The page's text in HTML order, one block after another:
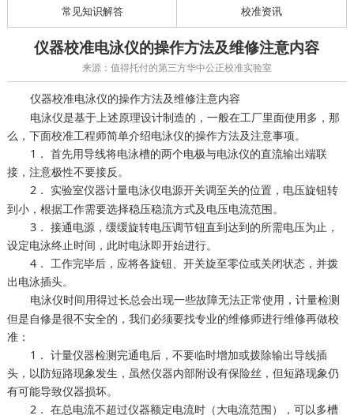
常见知识解答 校准资讯
仪器校准电泳仪的操作方法及维修注意内容
来源：值得托付的第三方华中公正校准实验室
仪器校准电泳仪的操作方法及维修注意内容
电泳仪是基于上述原理设计制造的，一般在工厂里面使用多，那
么，下面校准工程师简单介绍电泳仪的操作方法及注意事项。
1． 首先用导线将电泳槽的两个电极与电泳仪的直流输出端联
接，注意极性不要接反。
2．
实验室仪器计量电泳仪电源开关调至关的位置，电压旋钮转
到小，根据工作需要选择稳压稳流方式及电压电流范围。
3． 接通电源，缓缓旋转电压调节钮直到达到的所需电压为止，
设定电泳终止时间，此时电泳即开始进行。
4． 工作完毕后，应将各旋钮、开关旋至零位或关闭状态，并拨
出电泳插头。
电泳仪时间用得过长总会出现一些故障无法正常使用， 计量检测
但是自修是很不安全的，我们必须要找专业的维修师进行维修再做校
准：
1． 计量仪器检测完通电后，不要临时增加或拨除输出导线插
头，以防短路现象发生，虽然仪器内部附设有保险丝，但短路现象仍
有可能导致仪器损坏。
2． 在总电流不超过仪器额定电流时（大电流范围），可以多槽